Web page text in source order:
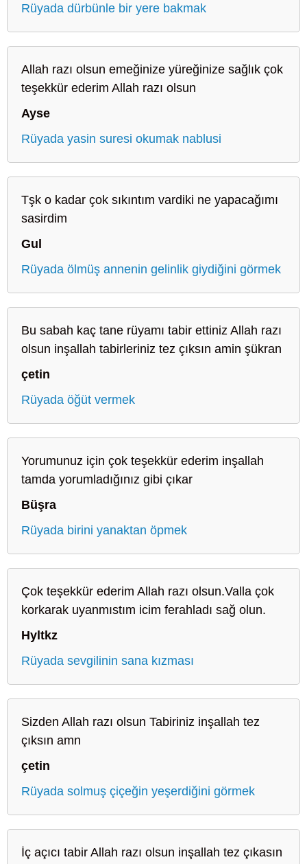
Rüyada dürbünle bir yere bakmak
Allah razı olsun emeğinize yüreğinize sağlık çok
teşekkür ederim Allah razı olsun
Ayse
Rüyada yasin suresi okumak nablusi
Tşk o kadar çok sıkıntım vardiki ne yapacağımı
sasirdim
Gul
Rüyada ölmüş annenin gelinlik giydiğini görmek
Bu sabah kaç tane rüyamı tabir ettiniz Allah razı
olsun inşallah tabirleriniz tez çıksın amin şükran
çetin
Rüyada öğüt vermek
Yorumunuz için çok teşekkür ederim inşallah
tamda yorumladığınız gibi çıkar
Büşra
Rüyada birini yanaktan öpmek
Çok teşekkür ederim Allah razı olsun.Valla çok
korkarak uyanmıstım icim ferahladı sağ olun.
Hyltkz
Rüyada sevgilinin sana kızması
Sizden Allah razı olsun Tabiriniz inşallah tez
çıksın amn
çetin
Rüyada solmuş çiçeğin yeşerdiğini görmek
İç açıcı tabir Allah razı olsun inşallah tez çıkasın